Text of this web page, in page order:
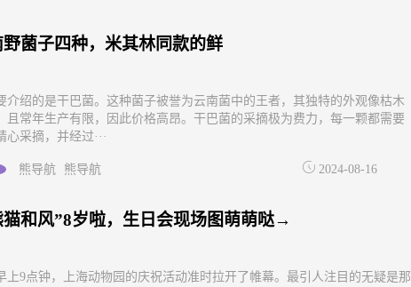
野菌子四种，米其林同款的鲜
介绍的是干巴菌。这种菌子被誉为云南菌中的王者，其独特的外观像枯木
且常年生产有限，因此价格高昂。干巴菌的采摘极为费力，每一颗都需要
心采摘，并经过···
熊导航 熊导航 2024-08-16
猫和风”8岁啦，生日会现场图萌萌哒→
上9点钟，上海动物园的庆祝活动准时拉开了帷幕。最引人注目的无疑是那